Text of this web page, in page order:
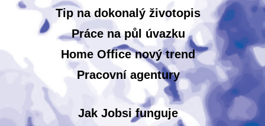
Tip na dokonalý životopis
Práce na půl úvazku
Home Office nový trend
Pracovní agentury
Jak Jobsi funguje